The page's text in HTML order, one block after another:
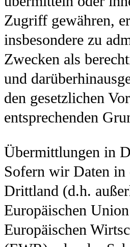
Zugriff gewähren,
insbesondere zu
Zwecken als
und
den gesetzlichen
entsprechenden
Übermittlungen in
Sofern wir Daten in
Drittland (d.h.
Europäischen
Europäischen